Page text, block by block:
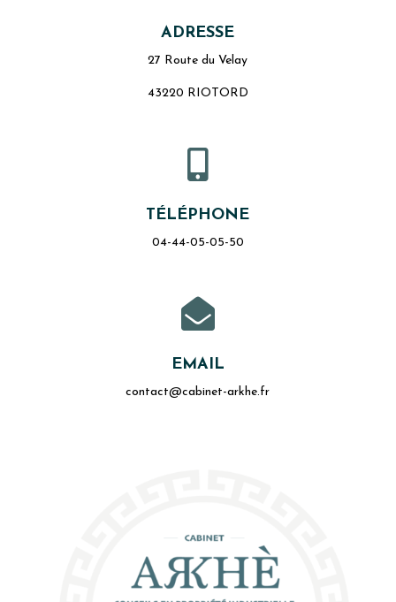
ADRESSE
27 Route du Velay
43220 RIOTORD

TÉLÉPHONE
04-44-05-05-50

EMAIL
contact@cabinet-arkhe.fr